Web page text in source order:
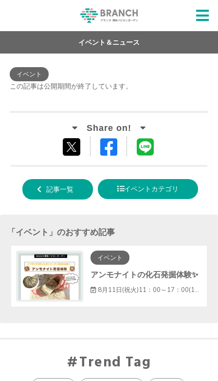
イベント＆ニュース
イベント
この記事は公開期間が終了しています。
する
Facebook
る
記事一覧 イベントカテゴリ
「イベント 」のおすすめ記事
イベント
アンモナイトの化石発掘体験✨
8月11日(祝火)11：00～17：00(16：30受付終了)先着120名様
Trend Tag